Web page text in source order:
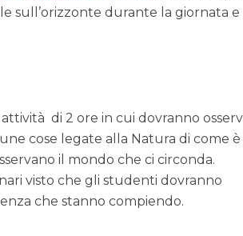
sull’orizzonte durante la giornata e
di 2 ore in cui dovranno
cose legate alla Natura di come
il mondo che ci circonda.
visto che gli studenti dovranno
che stanno compiendo.